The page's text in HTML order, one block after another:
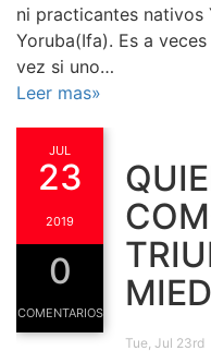
ni practicantes nativos
Yoruba(Ifa). Es a
vez si uno…
Leer mas»
JUL
23
2019
0
COMENTARIOS
Tue, Jul 23rd